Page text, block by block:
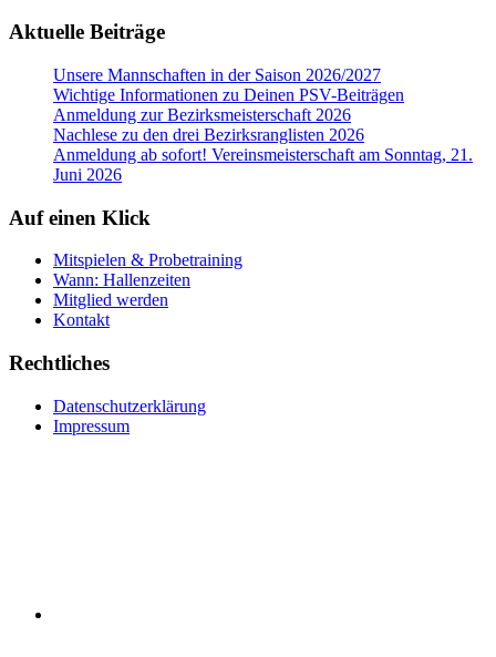
Aktuelle Beiträge
Unsere Mannschaften in der Saison 2026/2027
Wichtige Informationen zu Deinen PSV-Beiträgen
Anmeldung zur Bezirksmeisterschaft 2026
Nachlese zu den drei Bezirksranglisten 2026
Anmeldung ab sofort! Vereinsmeisterschaft am Sonntag, 21.
Juni 2026
Auf einen Klick
Mitspielen & Probetraining
Wann: Hallenzeiten
Mitglied werden
Kontakt
Rechtliches
Datenschutzerklärung
Impressum